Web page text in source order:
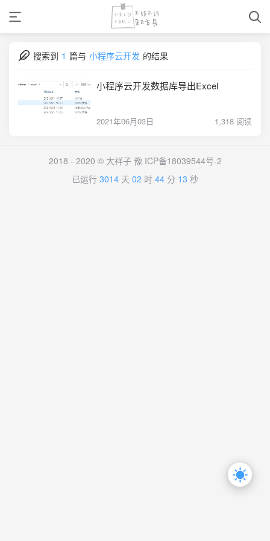
搜索到 1 篇与 小程序云开发 的结果
小程序云开发数据库导出Excel
2021年06月03日 1,318 阅读
2018 - 2020 © 大祥子 豫 ICP备18039544号-2
已运行 3014 天 02 时 44 分 13 秒